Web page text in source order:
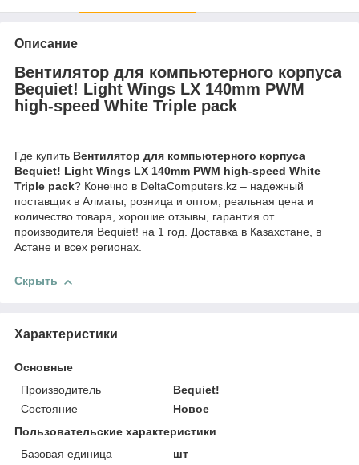
Описание
Вентилятор для компьютерного корпуса
Bequiet! Light Wings LX 140mm PWM
high-speed White Triple pack
Где купить Вентилятор для компьютерного корпуса
Bequiet! Light Wings LX 140mm PWM high-speed White
Triple pack? Конечно в DeltaComputers.kz – надежный
поставщик в Алматы, розница и оптом, реальная цена и
количество товара, хорошие отзывы, гарантия от
производителя Bequiet! на 1 год. Доставка в Казахстане, в
Астане и всех регионах.
Скрыть
Характеристики
Основные
Производитель
Bequiet!
Состояние
Новое
Пользовательские характеристики
Базовая единица
шт